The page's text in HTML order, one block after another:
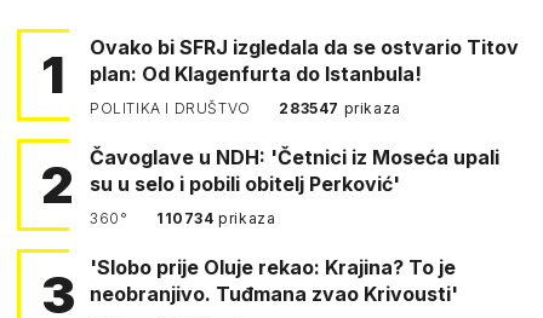
1
Ovako bi SFRJ izgledala da se ostvario Titov
plan: Od Klagenfurta do Istanbula!
POLITIKA I DRUŠTVO 283547 prikaza
2
Čavoglave u NDH: 'Četnici iz Moseća upali
su u selo i pobili obitelj Perković'
360° 110734prikaza
3
'Slobo prije Oluje rekao: Krajina? To je
neobranjivo. Tuđmana zvao Krivousti'